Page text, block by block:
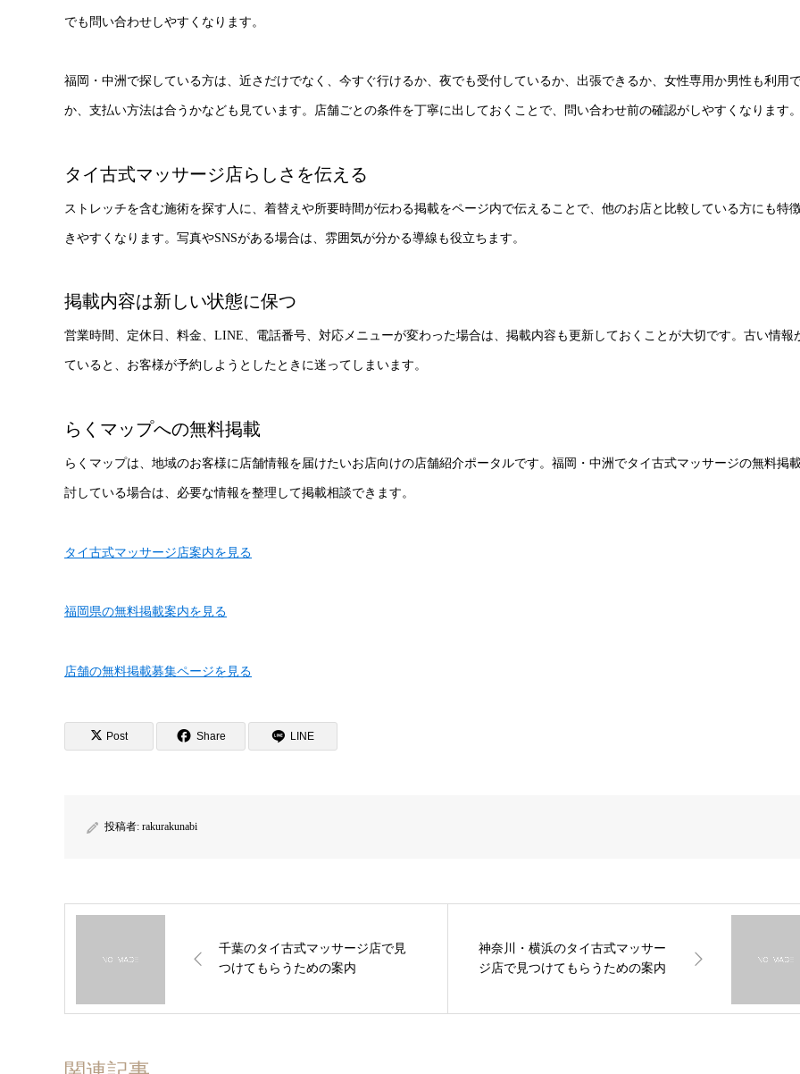
でも問い合わせしやすくなります。
福岡・中洲で探している方は、近さだけでなく、今すぐ行けるか、夜でも受付しているか、出張できるか、女性専用か男性も利用
か、支払い方法は合うかなども見ています。店舗ごとの条件を丁寧に出しておくことで、問い合わせ前の確認がしやすくなります。
タイ古式マッサージ店らしさを伝える
ストレッチを含む施術を探す人に、着替えや所要時間が伝わる掲載をページ内で伝えることで、他のお店と比較している方にも特
きやすくなります。写真やSNSがある場合は、雰囲気が分かる導線も役立ちます。
掲載内容は新しい状態に保つ
営業時間、定休日、料金、LINE、電話番号、対応メニューが変わった場合は、掲載内容も更新しておくことが大切です。古い情報
ていると、お客様が予約しようとしたときに迷ってしまいます。
らくマップへの無料掲載
らくマップは、地域のお客様に店舗情報を届けたいお店向けの店舗紹介ポータルです。福岡・中洲でタイ古式マッサージの無料掲
討している場合は、必要な情報を整理して掲載相談できます。
タイ古式マッサージ店案内を見る
福岡県の無料掲載案内を見る
店舗の無料掲載募集ページを見る
Post Share LINE
投稿者: rakurakunabi
千葉のタイ古式マッサージ店で見
つけてもらうための案内
神奈川・横浜のタイ古式マッサー
ジ店で見つけてもらうための案内